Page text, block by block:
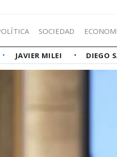
SOCIEDAD
JAVIER MILEI DIEGO